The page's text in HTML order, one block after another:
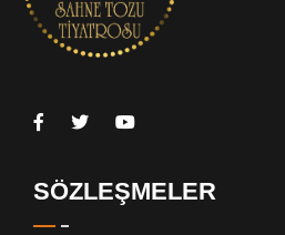
SÖZLEŞMELER